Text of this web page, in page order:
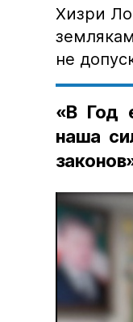
Хизри
не
«В Год
наша